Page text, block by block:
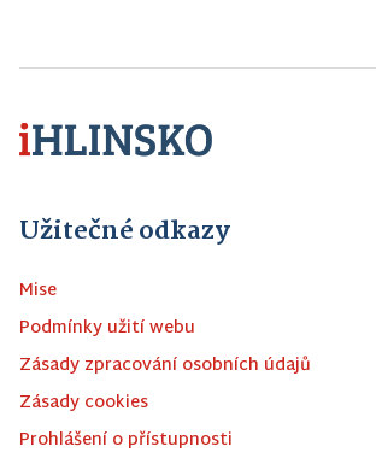
Užitečné odkazy
Mise
Podmínky užití webu
Zásady zpracování osobních údajů
Zásady cookies
Prohlášení o přístupnosti